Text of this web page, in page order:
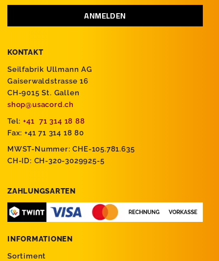
KONTAKT
Seilfabrik Ullmann AG
Gaiserwaldstrasse 16
CH-9015 St. Gallen
shop@usacord.ch
Tel: +41 71 314 18 88
Fax: +41 71 314 18 80
MWST-Nummer: CHE-105.781.635
CH-ID: CH-320-3029925-5
ZAHLUNGSARTEN
INFORMATIONEN
Sortiment